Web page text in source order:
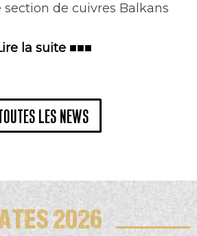
section de cuivres Balkans
la suite ■■■
LES NEWS
2026